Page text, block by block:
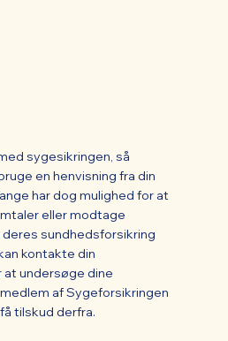
sygesikringen, så
en henvisning fra din
har dog mulighed for at
eller modtage
sundhedsforsikring
kontakte din
undersøge dine
af Sygeforsikringen
tilskud derfra.